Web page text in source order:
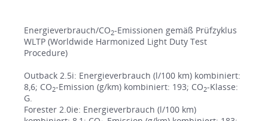
Energieverbrauch/CO2-Emissionen gemäß Prüfzyklus
WLTP (Worldwide Harmonized Light Duty Test
Procedure)
Outback 2.5i: Energieverbrauch (l/100 km) kombiniert:
8,6; CO2-Emission (g/km) kombiniert: 193; CO2-Klasse:
G.
Forester 2.0ie: Energieverbrauch (l/100 km)